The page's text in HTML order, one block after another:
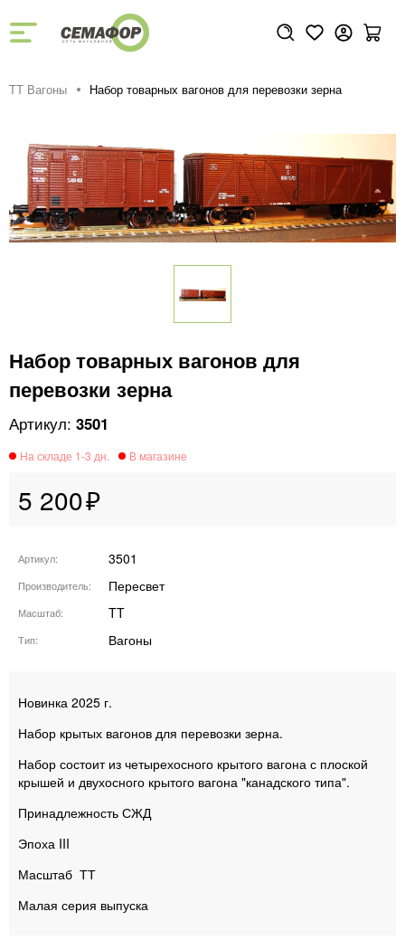
ТТ Вагоны Набор товарных вагонов для перевозки зерна
Набор товарных вагонов для
перевозки зерна
3501
5 200
Артикул 3501
Производитель Пересвет
Масштаб TT
Тип Вагоны
Новинка 2025 г.
Набор крытых вагонов для перевозки зерна.
Набор состоит из четырехосного крытого вагона с плоской
крышей и двухосного крытого вагона "канадского типа".
Принадлежность СЖД
Эпоха III
Масштаб ТТ
Малая серия выпуска